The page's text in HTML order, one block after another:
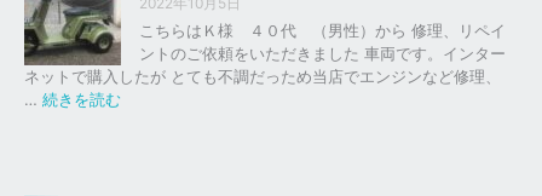
た
。
ザ
ク
仕
様
ッ
ク
ス
こちらはＫ様 ４０代 （男性）から 修理、リペイ
ントのご依頼をいただきました 車両です。インター
ネットで購入したが とても不調だっため当店でエンジンなど修理、
… 続きを読む